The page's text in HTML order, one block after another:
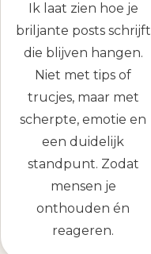
Ik laat zien hoe je
briljante posts schrijft
die blijven hangen.
Niet met tips of
trucjes, maar met
scherpte, emotie en
een duidelijk
standpunt. Zodat
mensen je
onthouden én
reageren.